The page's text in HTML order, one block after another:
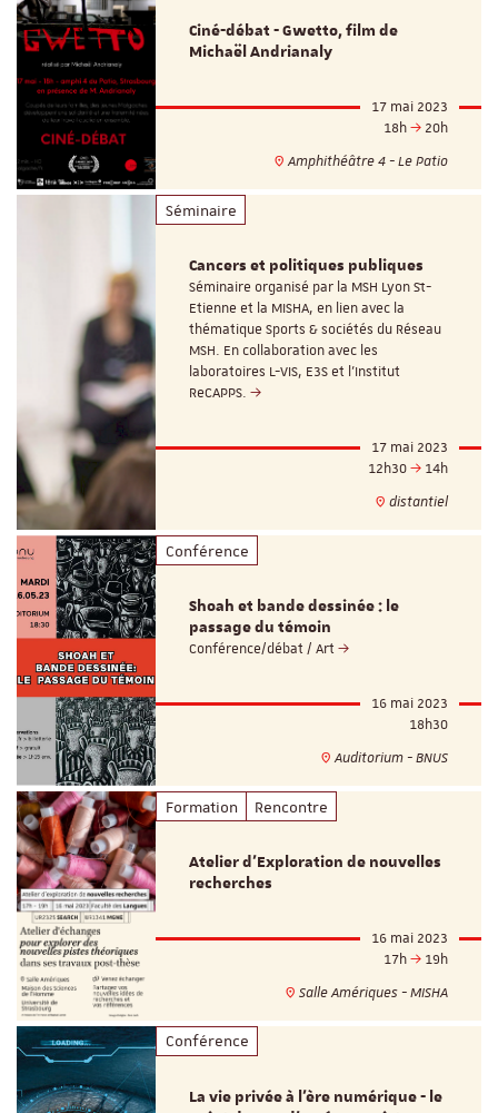
Ciné-débat - Gwetto, film de
Michaël Andrianaly
17 mai 2023
18h
20h
Amphithéâtre 4 - Le Patio
Séminaire
Cancers et politiques publiques
Séminaire organisé par la MSH Lyon St-
Etienne et la MISHA, en lien avec la
thématique Sports & sociétés du Réseau
MSH. En collaboration avec les
laboratoires L-VIS, E3S et l’Institut
ReCAPPS.
17 mai 2023
12h30
14h
distantiel
Conférence
Shoah et bande dessinée : le
passage du témoin
Conférence/débat / Art
16 mai 2023
18h30
Auditorium - BNUS
Formation Rencontre
Atelier d'Exploration de nouvelles
recherches
16 mai 2023
17h
19h
Salle Amériques - MISHA
Conférence
La vie privée à l'ère numérique - le